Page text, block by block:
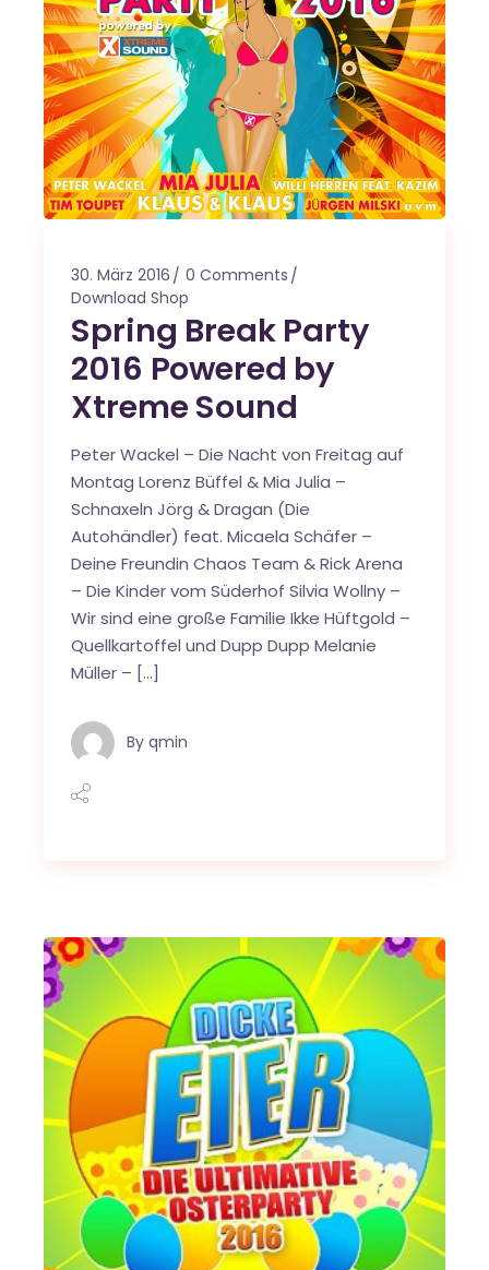
30. März 2016
0 Comments
Download Shop
Spring Break Party
2016 Powered by
Xtreme Sound
Peter Wackel – Die Nacht von Freitag auf
Montag Lorenz Büffel & Mia Julia –
Schnaxeln Jörg & Dragan (Die
Autohändler) feat. Micaela Schäfer –
Deine Freundin Chaos Team & Rick Arena
– Die Kinder vom Süderhof Silvia Wollny –
Wir sind eine große Familie Ikke Hüftgold –
Quellkartoffel und Dupp Dupp Melanie
Müller – […]
By qmin